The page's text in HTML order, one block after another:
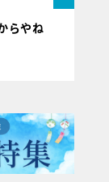
らやね